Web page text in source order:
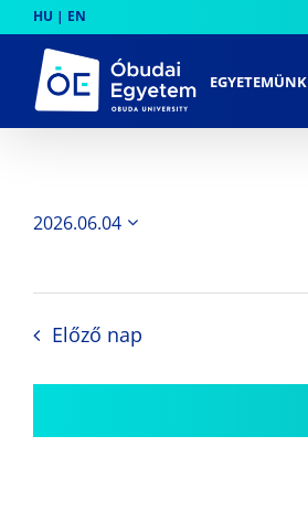
to
content
HU | EN
EGYETEMÜNK
2026.06.04
Előző nap